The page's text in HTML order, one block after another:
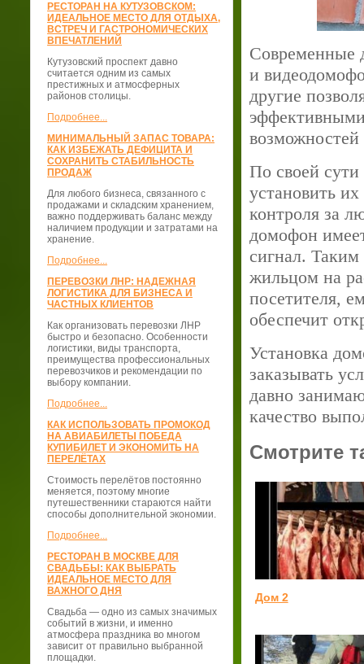
РЕСТОРАН НА КУТУЗОВСКОМ:
ИДЕАЛЬНОЕ МЕСТО ДЛЯ ОТДЫХА,
ВСТРЕЧ И ГАСТРОНОМИЧЕСКИХ
ВПЕЧАТЛЕНИЙ
Кутузовский проспект давно
считается одним из самых
престижных и атмосферных
районов столицы.
Подробнее...
МИНИМАЛЬНЫЙ ЗАПАС ТОВАРА:
КАК ИЗБЕЖАТЬ ДЕФИЦИТА И
СОХРАНИТЬ СТАБИЛЬНОСТЬ
ПРОДАЖ
Для любого бизнеса, связанного с
продажами и складским хранением,
важно поддерживать баланс между
наличием продукции и затратами на
хранение.
Подробнее...
ПЕРЕВОЗКИ ЛНР: НАДЕЖНАЯ
ЛОГИСТИКА ДЛЯ БИЗНЕСА И
ЧАСТНЫХ КЛИЕНТОВ
Как организовать перевозки ЛНР
быстро и безопасно. Особенности
логистики, виды транспорта,
преимущества профессиональных
перевозчиков и рекомендации по
выбору компании.
Подробнее...
КАК ИСПОЛЬЗОВАТЬ ПРОМОКОД
НА АВИАБИЛЕТЫ ПОБЕДА
КУПИБИЛЕТ И ЭКОНОМИТЬ НА
ПЕРЕЛЁТАХ
Стоимость перелётов постоянно
меняется, поэтому многие
путешественники стараются найти
способы дополнительной экономии.
Подробнее...
РЕСТОРАН В МОСКВЕ ДЛЯ
СВАДЬБЫ: КАК ВЫБРАТЬ
ИДЕАЛЬНОЕ МЕСТО ДЛЯ
ВАЖНОГО ДНЯ
Свадьба — одно из самых значимых
событий в жизни, и именно
атмосфера праздника во многом
зависит от правильно выбранной
площадки.
Современные
и
другие
возможностей
По своей сути
установить
контроля за
домофон
сигнал. Таким
жильцом на
посетителя,
обеспечит
Установка
заказывать
давно
качество
Смотрите
Дом 2